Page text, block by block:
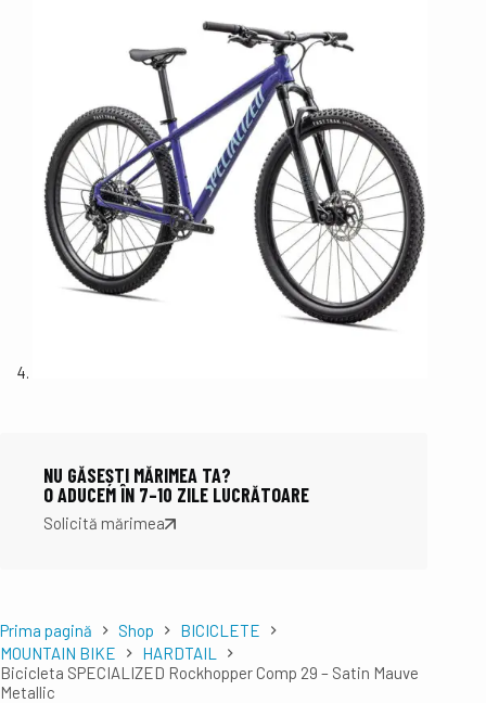
NU GĂSEȘTI MĂRIMEA TA?
O ADUCEM ÎN 7–10 ZILE LUCRĂTOARE
Solicită mărimea
Prima pagină Shop
BICICLETE
MOUNTAIN BIKE
HARDTAIL
Bicicleta SPECIALIZED Rockhopper Comp 29 – Satin Mauve
Metallic